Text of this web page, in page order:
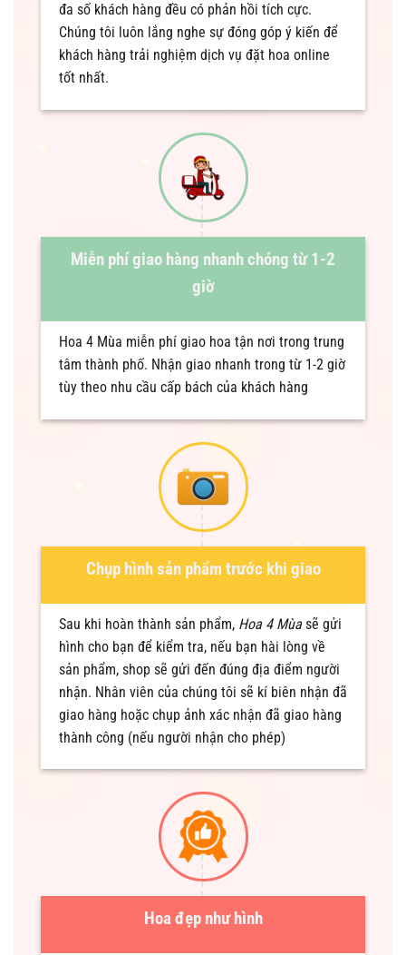
đa số khách hàng đều có phản hồi tích cực.
Chúng tôi luôn lắng nghe sự đóng góp ý kiến để
khách hàng trải nghiệm dịch vụ đặt hoa online
tốt nhất.
Miễn phí giao hàng nhanh chóng từ 1-2
giờ
Hoa 4 Mùa miễn phí giao hoa tận nơi trong trung
tâm thành phố. Nhận giao nhanh trong từ 1-2 giờ
tùy theo nhu cầu cấp bách của khách hàng
Chụp hình sản phẩm trước khi giao
Sau khi hoàn thành sản phẩm, Hoa 4 Mùasẽ gửi
hình cho bạn để kiểm tra, nếu bạn hài lòng về
sản phẩm, shop sẽ gửi đến đúng địa điểm người
nhận. Nhân viên của chúng tôi sẽ kí biên nhận đã
giao hàng hoặc chụp ảnh xác nhận đã giao hàng
thành công (nếu người nhận cho phép)
Hoa đẹp như hình